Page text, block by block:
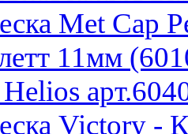
Met Cap
11мм
Victory -